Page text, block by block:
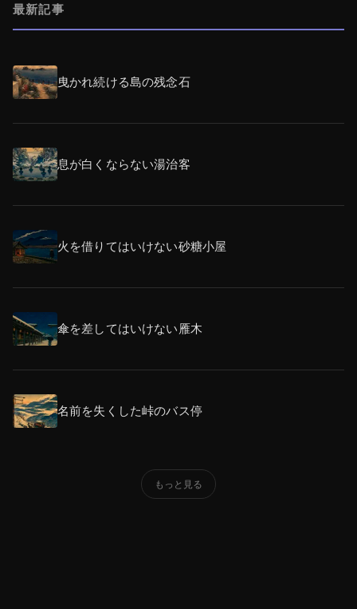
最新記事
曳かれ続ける島の残念石
息が白くならない湯治客
火を借りてはいけない砂糖小屋
傘を差してはいけない雁木
名前を失くした峠のバス停
もっと見る